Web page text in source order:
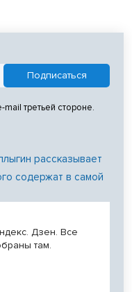
третьей стороне.
рассказывает
содержат в самой
Дзен. Все
там.